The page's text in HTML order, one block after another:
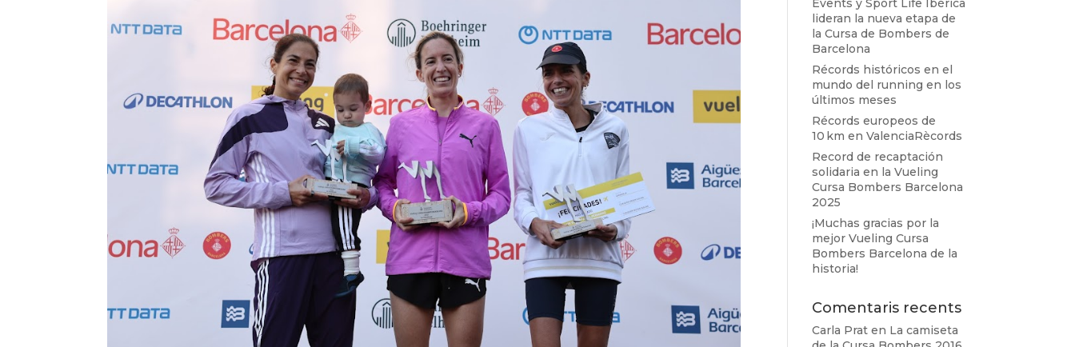
Events y Sport Life Ibérica
lideran la nueva etapa de
la Cursa de Bombers de
Barcelona
Récords históricos en el
mundo del running en los
últimos meses
Récords europeos de
10 km en ValenciaRècords
Record de recaptación
solidaria en la Vueling
Cursa Bombers Barcelona
2025
¡Muchas gracias por la
mejor Vueling Cursa
Bombers Barcelona de la
historia!
Comentaris recents
Carla Prat en La camiseta